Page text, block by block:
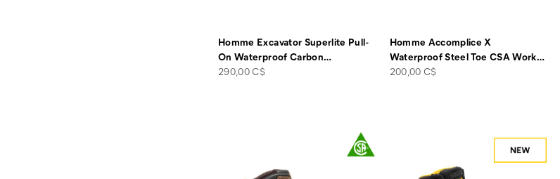
Homme Excavator Superlite Pull-
On Waterproof Carbon…
price
290,00 C$
Homme Accomplice X
Waterproof Steel Toe CSA Work…
price
200,00 C$